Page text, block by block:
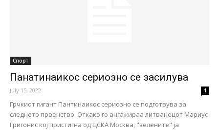
Спорт
Панатинаикос сериозно се засилува
July 15, 2022 1
Грчкиот гигант Пантинаикос сериозно се подготвува за
следното првенство. Откако го ангажираа литванецот Мариус
Григонис кој пристигна од ЦСКА Москва, "зелените" ја